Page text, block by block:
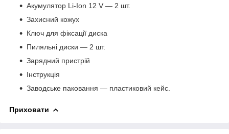
Акумулятор Li-Ion 12 V — 2 шт.
Захисний кожух
Ключ для фіксації диска
Пиляльні диски — 2 шт.
Зарядний пристрій
Інструкція
Заводське паковання — пластиковий кейс.
Приховати